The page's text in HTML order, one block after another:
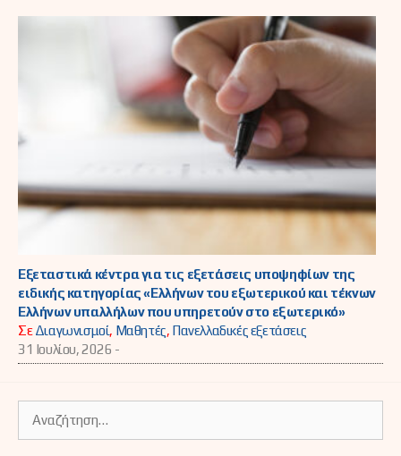
Εξεταστικά κέντρα για τις εξετάσεις υποψηφίων της
ειδικής κατηγορίας «Ελλήνων του εξωτερικού και τέκνων
Ελλήνων υπαλλήλων που υπηρετούν στο εξωτερικό»
ΣεΔιαγωνισμοί, Μαθητές, Πανελλαδικές εξετάσεις
31 Ιουλίου, 2026 -
για: